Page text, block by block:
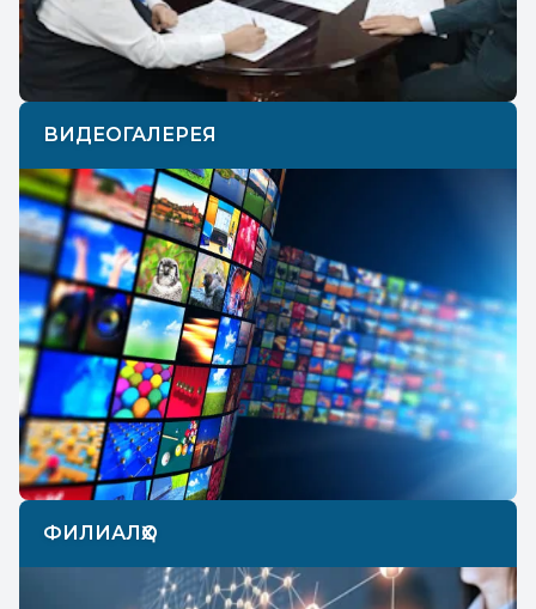
ВИДЕОГАЛЕРЕЯ
ФИЛИАЛҲО